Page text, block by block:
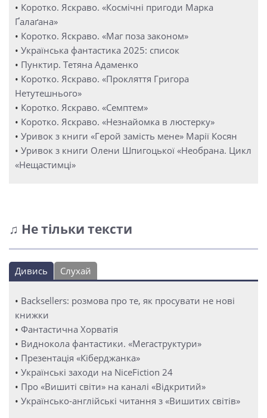
• Коротко. Яскраво. «Космічні пригоди Марка
Ґалаґана»
• Коротко. Яскраво. «Маг поза законом»
• Українська фантастика 2025: список
• Пунктир. Тетяна Адаменко
• Коротко. Яскраво. «Прокляття Григора
Нетутешнього»
• Коротко. Яскраво. «Семптем»
• Коротко. Яскраво. «Незнайомка в люстерку»
• Уривок з книги «Герой замість мене» Марії Косян
• Уривок з книги Олени Шпигоцької «Необрана. Цикл
«Нещастимці»
♫ Не тільки тексти
Дивись Слухай
• Backsellers: розмова про те, як просувати не нові
книжки
• Фантастична Хорватія
• Виднокола фантастики. «Мегаструктури»
• Презентація «Кіберджанка»
• Українські заходи на NiceFiction 24
• Про «Вишиті світи» на каналі «Відкритий»
• Українсько-англійські читання з «Вишитих світів»